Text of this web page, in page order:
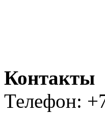
Контакты
Телефон: